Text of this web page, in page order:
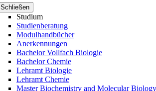
Schließen
Studium
Studienberatung
Modulhandbücher
Anerkennungen
Bachelor Vollfach Biologie
Bachelor Chemie
Lehramt Biologie
Lehramt Chemie
Master Biochemistry and Molecular Biology